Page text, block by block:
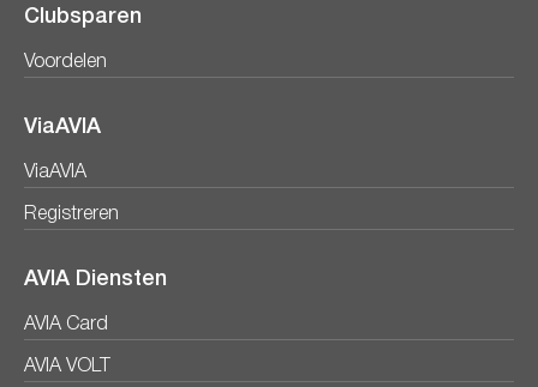
Clubsparen
Voordelen
ViaAVIA
ViaAVIA
Registreren
AVIA Diensten
AVIA Card
AVIA VOLT